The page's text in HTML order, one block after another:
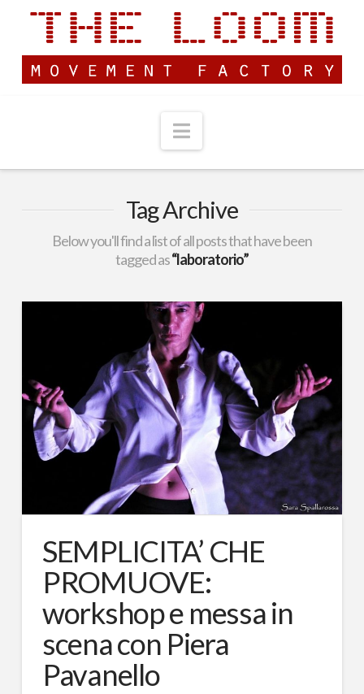
Navigation
Tag Archive
Below you'll find a list of all posts that have been
tagged as“laboratorio”
SEMPLICITA’ CHE
PROMUOVE:
workshop e messa in
scena con Piera
Pavanello